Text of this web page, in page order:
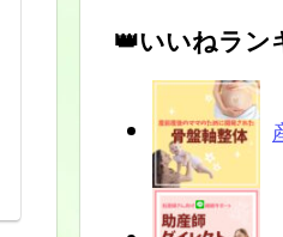
👑いいねラン